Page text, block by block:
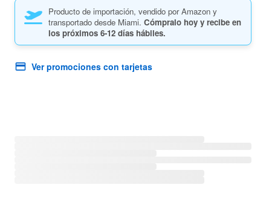
Producto de importación, vendido por Amazon y
transportado desde Miami. Cómpralo hoy y recibe en
los próximos 6-12 días hábiles.
Ver promociones con tarjetas